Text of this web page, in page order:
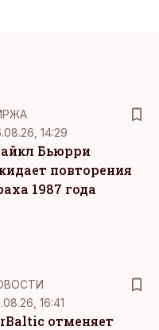
14:29
Бьюрри
повторения
1987 года
16:41
отменяет